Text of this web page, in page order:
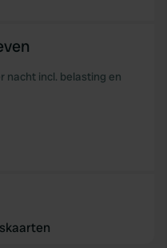
nacht incl. belasting en